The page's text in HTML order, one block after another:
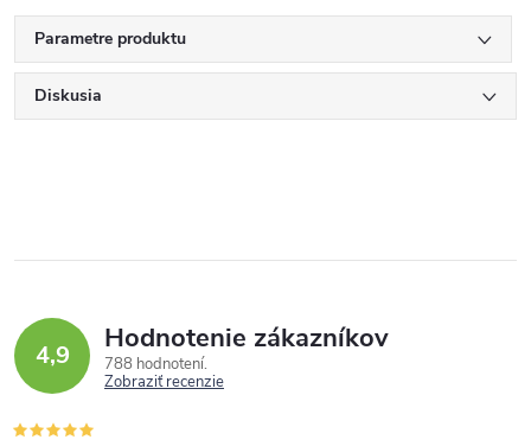
Parametre produktu
Diskusia
4,9 Hodnotenie zákazníkov
788 hodnotení
Zobraziť recenzie